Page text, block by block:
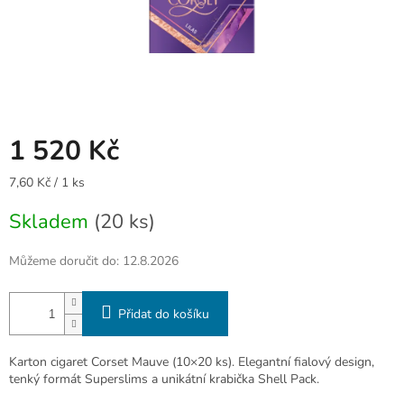
1 520 Kč
Měrná
7,60 Kč / 1 ks
Skladem (20 ks)
Můžeme doručit do: 12.8.2026
Přidat do košíku
Karton cigaret Corset Mauve (10×20 ks). Elegantní fialový design,
tenký formát Superslims a unikátní krabička Shell Pack.